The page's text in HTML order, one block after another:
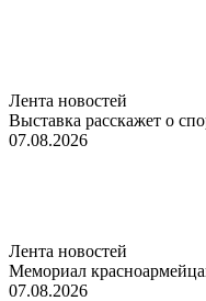
Лента новостей
Выставка расскажет о
07.08.2026
Лента новостей
Мемориал
07.08.2026